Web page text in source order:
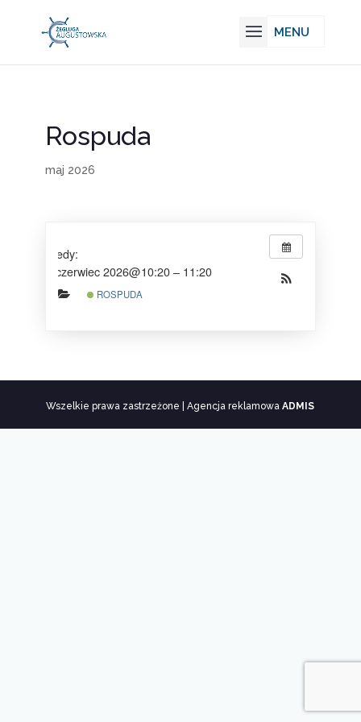
Rospuda
maj 2026
Kiedy:
6 czerwiec 2026@10:20 – 11:20
ROSPUDA
Wszelkie prawa zastrzeżone | Agencja reklamowaADMIS